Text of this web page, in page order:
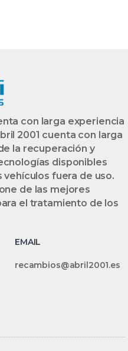
con larga experiencia
2001 cuenta con larga
la recuperación y
disponibles
fuera de uso.
de las mejores
el tratamiento de los
EMAIL
recambios@abril2001.es